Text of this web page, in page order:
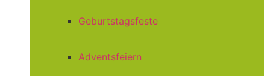
Geburtstagsfeste
Adventsfeiern